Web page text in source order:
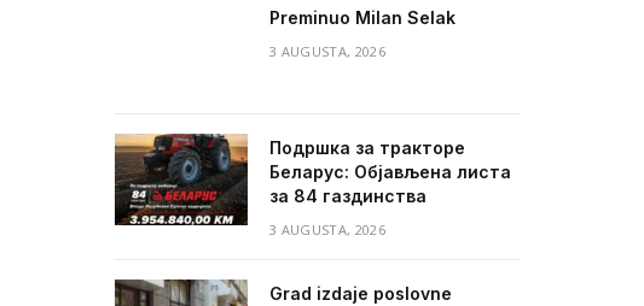
Preminuo Milan Selak
3 AUGUSTA, 2026
Подршка за тракторе
Беларус: Објављена листа
за 84 газдинства
3 AUGUSTA, 2026
Grad izdaje poslovne